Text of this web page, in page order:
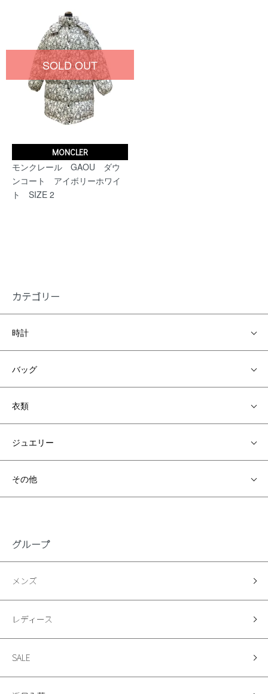
MONCLER
モンクレール GAOU ダウ
ンコート アイボリーホワイ
ト SIZE 2
SOLD OUT
カテゴリー
時計
バッグ
衣類
ジュエリー
その他
グループ
メンズ
レディース
SALE